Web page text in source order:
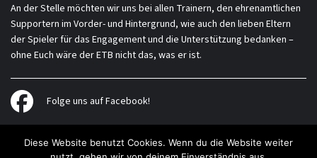
An der Stelle möchten wir uns bei allen Trainern, den ehrenamtlichen
Supportern im Vorder- und Hintergrund, wie auch den lieben Eltern
der Spieler für das Engagement und die Unterstützung bedanken –
ohne Euch wäre der ETB nicht das, was er ist.
Folge uns auf Facebook!
Diese Website benutzt Cookies. Wenn du die Website weiter